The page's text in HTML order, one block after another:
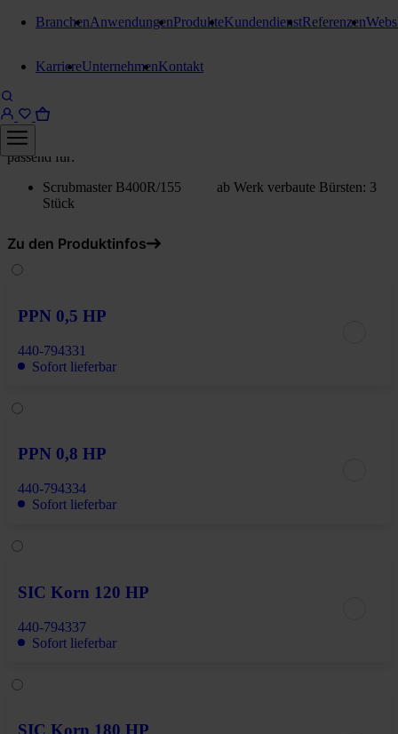
BranchenAnwendungenProdukteKundendienstReferenzen
KarriereUnternehmenKontakt
Bürste 530 mm
SIC Korn 600 HP
passend für:
Scrubmaster B400R/155 ab Werk verbaute Bürsten: 3
Stück
Zu den Produktinfos
PPN 0,5 HP
440-794331
Sofort lieferbar
PPN 0,8 HP
440-794334
Sofort lieferbar
SIC Korn 120 HP
440-794337
Sofort lieferbar
SIC Korn 180 HP